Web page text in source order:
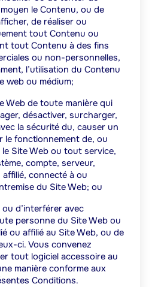
le Contenu, ou de
de réaliser ou
tout Contenu ou
tout Contenu à des fins
ou non-personnelles,
l’utilisation du Contenu
web ou médium;
Web de toute manière qui
désactiver, surcharger,
la sécurité du, causer un
le fonctionnement de, ou
Site Web ou tout service,
compte, serveur,
connecté à ou
du Site Web; ou
d’interférer avec
personne du Site Web ou
ou affilié au Site Web, ou de
ci. Vous convenez
tout logiciel accessoire au
manière conforme aux
Conditions.